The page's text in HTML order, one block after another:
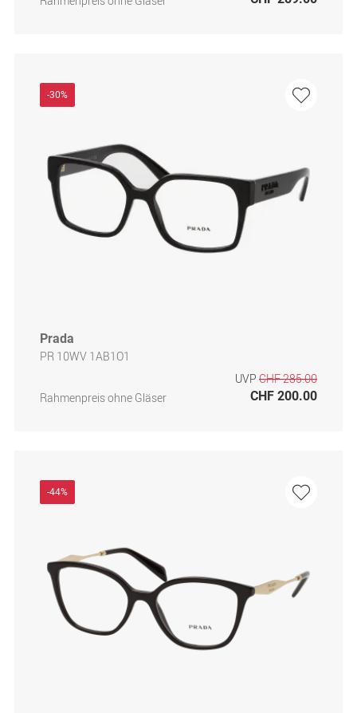
-30%
Prada
PR 10WV 1AB1O1
Rahmenpreis ohne Gläser
UVP CHF 285.00
CHF 200.00
-44%